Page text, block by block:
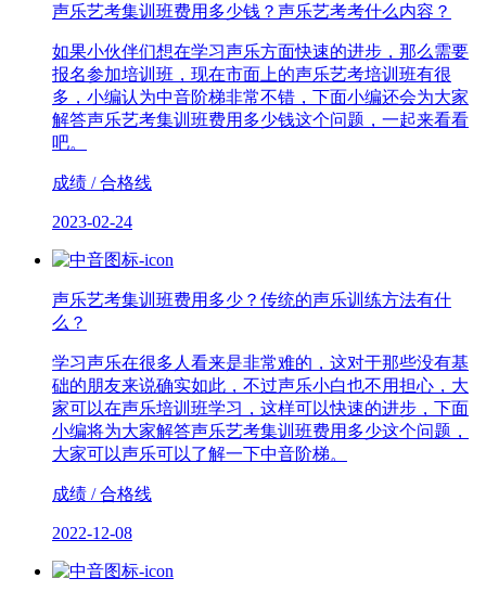
声乐艺考集训班费用多少钱？声乐艺考考什么内容？
如果小伙伴们想在学习声乐方面快速的进步，那么需要
报名参加培训班，现在市面上的声乐艺考培训班有很
多，小编认为中音阶梯非常不错，下面小编还会为大家
解答声乐艺考集训班费用多少钱这个问题，一起来看看
吧。
成绩 / 合格线
2023-02-24
声乐艺考集训班费用多少？传统的声乐训练方法有什
么？
学习声乐在很多人看来是非常难的，这对于那些没有基
础的朋友来说确实如此，不过声乐小白也不用担心，大
家可以在声乐培训班学习，这样可以快速的进步，下面
小编将为大家解答声乐艺考集训班费用多少这个问题，
大家可以声乐可以了解一下中音阶梯。
成绩 / 合格线
2022-12-08